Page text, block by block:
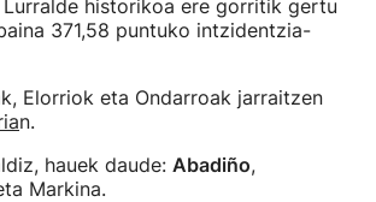
Lurralde historikoa ere gorritik gertu
371,58 puntuko intzidentzia-
Elorriok eta Ondarroak jarraitzen
n.
hauek daude: Abadiño,
Markina.